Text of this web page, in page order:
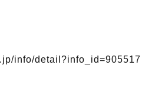
info/detail?info_id=905517